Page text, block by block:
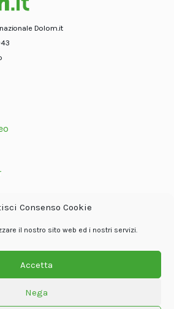
Consenso Cookie
il nostro sito web ed i nostri servizi.
Accetta
Nega
Dolom.it
Dolom.it